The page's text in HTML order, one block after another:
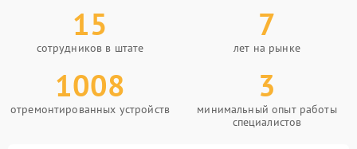
15
сотрудников в штате
7
лет на рынке
1008
отремонтированных устройств
3
минимальный опыт работы
специалистов